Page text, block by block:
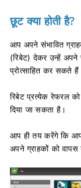
छूट क्या होती है?
आप अपने संभावित
(रिबेट) देकर उन्हें अपने
प्रोत्साहित कर सकते
रिबेट प्रत्येक रेफरल
दिया जा सकता है।
आप ही तय करेंगे कि आप
अपने ग्राहकों को वापस